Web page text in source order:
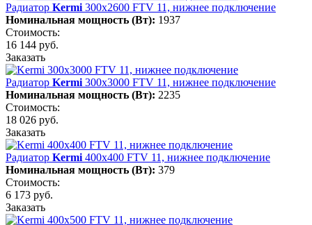
Радиатор Kermi 300х2600 FTV 11, нижнее подключение
Номинальная мощность (Вт): 1937
Стоимость:
16 144 руб.
Заказать
Радиатор Kermi 300х3000 FTV 11, нижнее подключение
Номинальная мощность (Вт): 2235
Стоимость:
18 026 руб.
Заказать
Радиатор Kermi 400х400 FTV 11, нижнее подключение
Номинальная мощность (Вт): 379
Стоимость:
6 173 руб.
Заказать